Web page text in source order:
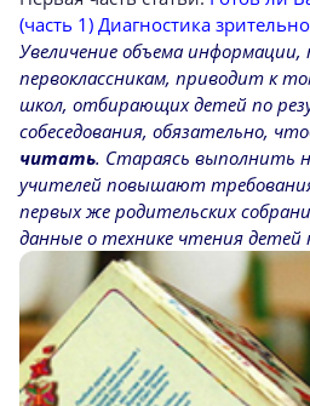
(часть 1) Диагностика
Увеличение объема информации,
первоклассникам, приводит к
школ, отбирающих детей по
собеседования, обязательно,
читать. Стараясь выполнить
учителей повышают
первых же родительских
данные о технике чтения детей